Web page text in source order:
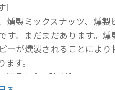
!
燻製ミックスナッツ、燻
す。まだまだあります。
ーが燻製されることによ
ます。
の製品を全て詰め込んだセッ